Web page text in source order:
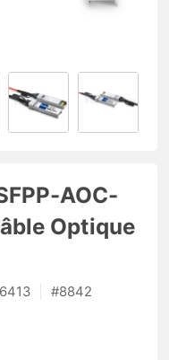
AOC-
Optique
#8842